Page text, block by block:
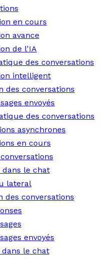
en cours
avance
de l'IA
des conversations
intelligent
des conversations
envoyés
des conversations
asynchrones
en cours
dans le chat
lateral
des conversations
envoyés
dans le chat